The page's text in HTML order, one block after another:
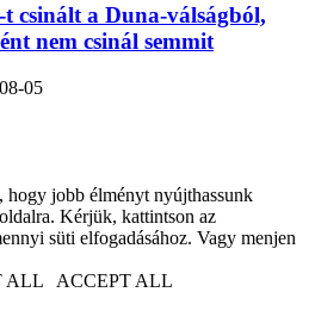
csinált a Duna-válságból,
nem csinál semmit
05
hogy jobb élményt nyújthassunk
Kérjük, kattintson az
süti elfogadásához. Vagy menjen
ALL ACCEPT ALL